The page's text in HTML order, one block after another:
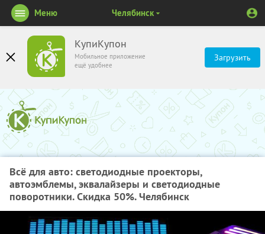
КупиКупон
Мобильное приложение
ещё удобнее
Загрузить
Меню Челябинск
Всё для авто: светодиодные проекторы,
автоэмблемы, эквалайзеры и светодиодные
поворотники. Скидка 50%. Челябинск